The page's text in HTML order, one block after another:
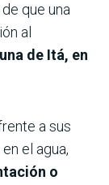
de que una
al
de Itá, en
a sus
el agua,
o